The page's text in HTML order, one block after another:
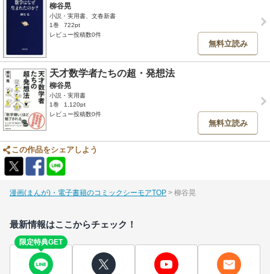
柳谷晃
小説・実用書、文春新書
1巻
722pt
レビュー投稿数0件
無料立読み
天才数学者たちの超・発想法
柳谷晃
小説・実用書
1巻
1,120pt
レビュー投稿数0件
無料立読み
この作品をシェアしよう
漫画(まんが)・電子書籍のコミックシーモアTOP 柳谷晃
最新情報はここからチェック！
限定特典GET